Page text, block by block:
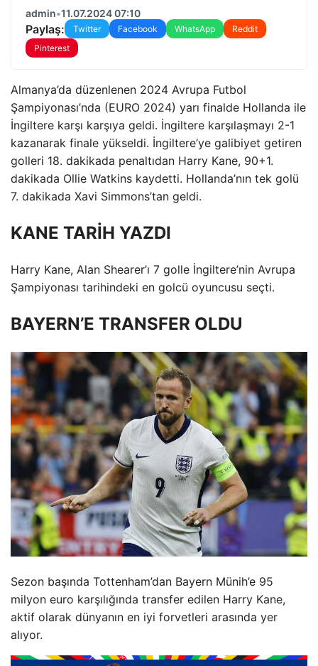
admin•11.07.2024 07:10
Paylaş: Twitter Facebook WhatsApp
Reddit
Pinterest
Almanya’da düzenlenen 2024 Avrupa Futbol
Şampiyonası’nda (EURO 2024) yarı finalde Hollanda ile
İngiltere karşı karşıya geldi. İngiltere karşılaşmayı 2-1
kazanarak finale yükseldi. İngiltere’ye galibiyet getiren
golleri 18. dakikada penaltıdan Harry Kane, 90+1.
dakikada Ollie Watkins kaydetti. Hollanda’nın tek golü
7. dakikada Xavi Simmons’tan geldi.
KANE TARİH YAZDI
Harry Kane, Alan Shearer’ı 7 golle İngiltere’nin Avrupa
Şampiyonası tarihindeki en golcü oyuncusu seçti.
BAYERN’E TRANSFER OLDU
Sezon başında Tottenham’dan Bayern Münih’e 95
milyon euro karşılığında transfer edilen Harry Kane,
aktif olarak dünyanın en iyi forvetleri arasında yer
alıyor.